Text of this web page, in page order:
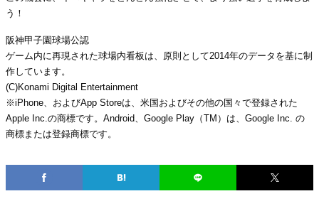
う！
阪神甲子園球場公認
ゲーム内に再現された球場内看板は、原則として2014年のデータを基に制
作しています。
(C)Konami Digital Entertainment
※iPhone、およびApp Storeは、米国およびその他の国々で登録された
Apple Inc.の商標です。Android、Google Play（TM）は、Google Inc. の
商標または登録商標です。